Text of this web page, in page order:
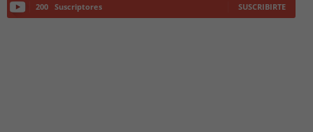
200 Suscriptores SUSCRIBIRTE